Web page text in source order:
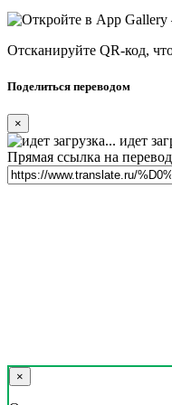
Отсканируйте QR-код,
Поделиться переводом
×
идет
Прямая ссылка на
×